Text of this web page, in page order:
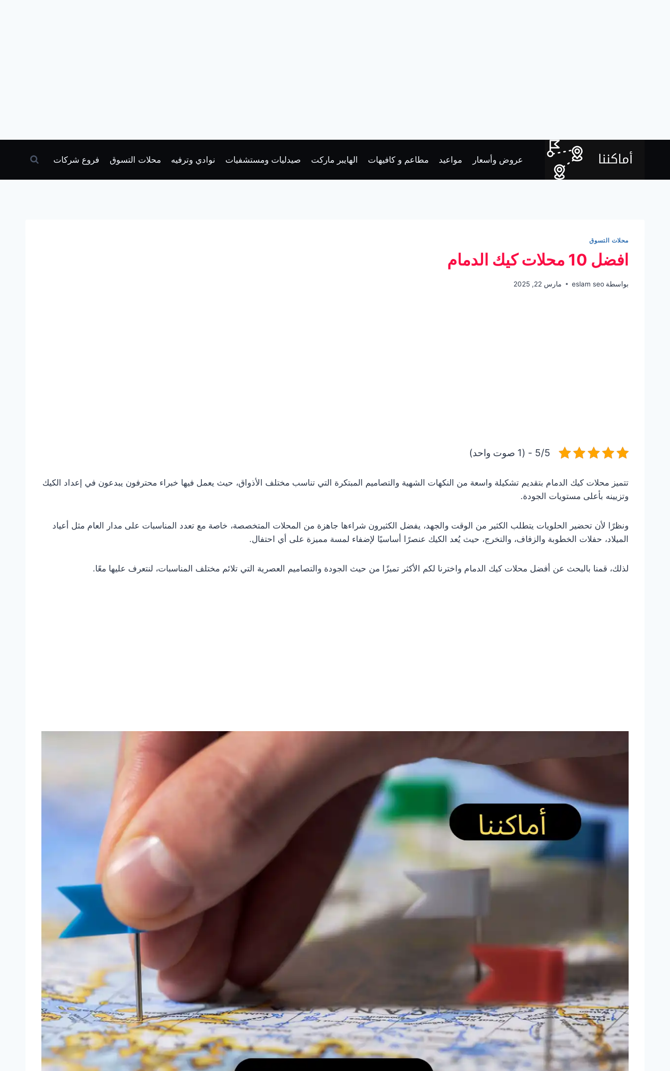
عروض وأسعار مواعيد مطاعم و كافيهات الهايبر ماركت صيدليات ومستشفيات نوادي وترفيه محلات التسوق فروع شركات
محلات التسوق
افضل 10 محلات كيك الدمام
بواسطة eslam seo مارس 22, 2025
5/5 - (1 صوت واحد)
تتميز محلات كيك الدمام بتقديم تشكيلة واسعة من النكهات الشهية والتصاميم المبتكرة التي تناسب مختلف الأذواق، حيث يعمل فيها خبراء محترفون يبدعون في إعداد الكيك
وتزيينه بأعلى مستويات الجودة.
ونظرًا لأن تحضير الحلويات يتطلب الكثير من الوقت والجهد، يفضل الكثيرون شراءها جاهزة من المحلات المتخصصة، خاصة مع تعدد المناسبات على مدار العام مثل أعياد
الميلاد، حفلات الخطوبة والزفاف، والتخرج، حيث يُعد الكيك عنصرًا أساسيًا لإضفاء لمسة مميزة على أي احتفال.
لذلك، قمنا بالبحث عن أفضل محلات كيك الدمام واخترنا لكم الأكثر تميزًا من حيث الجودة والتصاميم العصرية التي تلائم مختلف المناسبات، لنتعرف عليها معًا.